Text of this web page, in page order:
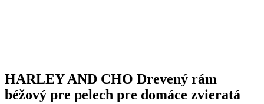
HARLEY AND CHO Drevený rám
béžový pre pelech pre domáce zvieratá